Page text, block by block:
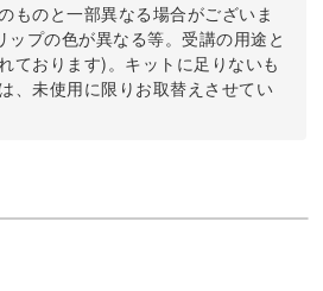
ものと一部異なる場合がございま
プの色が異なる等。受講の用途と
ております)。キットに足りないも
、未使用に限りお取替えさせてい